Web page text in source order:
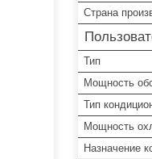
Страна
Тип
Мощность
Тип
Мощность
Назначение